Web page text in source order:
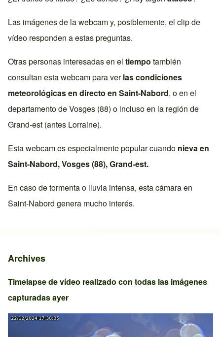
Las imágenes de la webcam y, posiblemente, el clip de
vídeo responden a estas preguntas.
Otras personas interesadas en el tiempo también
consultan esta webcam para verlas condiciones
meteorológicas en directo en Saint-Nabord, o en el
departamento deVosges (88) o incluso en la región de
Grand-est (antes Lorraine).
Esta webcam es especialmente popular cuando nieva en
Saint-Nabord,Vosges (88),Grand-est.
En caso de tormenta o lluvia intensa, esta cámara en
Saint-Nabord genera mucho interés.
Archives
Timelapse de vídeo realizado con todas las imágenes
capturadas ayer